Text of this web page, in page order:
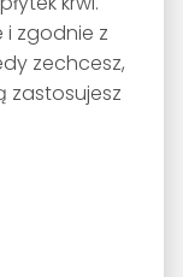
i zgodnie z
zechcesz,
zastosujesz